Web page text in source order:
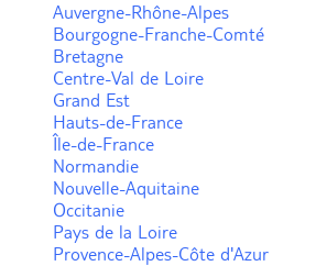
Auvergne-Rhône-Alpes
Bourgogne-Franche-Comté
Bretagne
Centre-Val de Loire
Grand Est
Hauts-de-France
Île-de-France
Normandie
Nouvelle-Aquitaine
Occitanie
Pays de la Loire
Provence-Alpes-Côte d'Azur